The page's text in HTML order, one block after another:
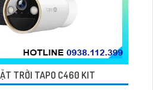
TRỜI TAPO C460 KIT